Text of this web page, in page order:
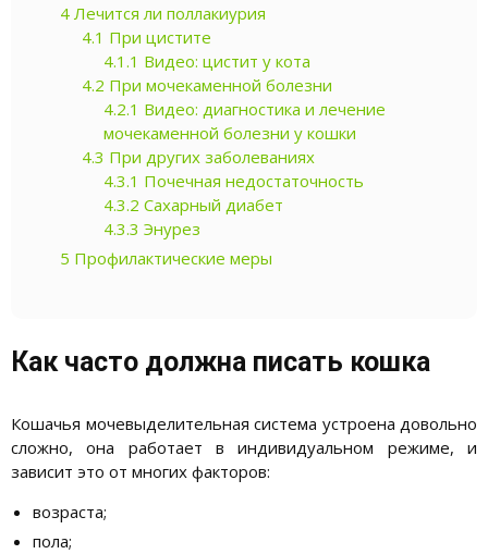
4 Лечится ли поллакиурия
4.1 При цистите
4.1.1 Видео: цистит у кота
4.2 При мочекаменной болезни
4.2.1 Видео: диагностика и лечение
мочекаменной болезни у кошки
4.3 При других заболеваниях
4.3.1 Почечная недостаточность
4.3.2 Сахарный диабет
4.3.3 Энурез
5 Профилактические меры
Как часто должна писать кошка
Кошачья мочевыделительная система устроена довольно
сложно, она работает в индивидуальном режиме, и
зависит это от многих факторов:
возраста;
пола;